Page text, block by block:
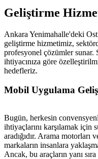
Geliştirme
Ankara Yenimahalle'deki
geliştirme hizmetimiz,
profesyonel çözümler sunar.
ihtiyacınıza göre
hedefleriz.
Mobil Uygulama
Bugün, herkesin
ihtiyaçlarını karşılamak için
aradığıdır. Arama
markaların insanlara
Ancak, bu araçların yanı